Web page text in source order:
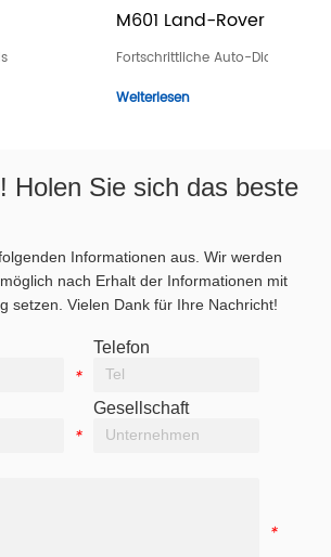
- Full Systems
Diagnose-Tools
M601
Holen Sie sich das beste
Informationen aus. Wir werden
nach Erhalt der Informationen mit
setzen. Vielen Dank für Ihre Nachricht!
*
Telefon
*
Gesellschaft
*